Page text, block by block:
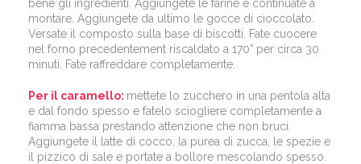
bene gli ingredienti. Aggiungete le farine e continuate a
montare. Aggiungete da ultimo le gocce di cioccolato.
Versate il composto sulla base di biscotti. Fate cuocere
nel forno precedentement riscaldato a 170° per circa 30
minuti. Fate raffreddare completamente.
Per il caramello: mettete lo zucchero in una pentola alta
e dal fondo spesso e fatelo sciogliere completamente a
fiamma bassa prestando attenzione che non bruci.
Aggiungete il latte di cocco, la purea di zucca, le spezie e
il pizzico di sale e portate a bollore mescolando spesso.